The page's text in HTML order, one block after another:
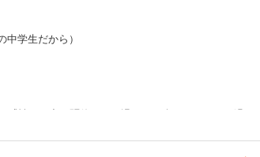
学生だから）
感性・画力を駆使して、逞しく、楽しく、日々を過ご